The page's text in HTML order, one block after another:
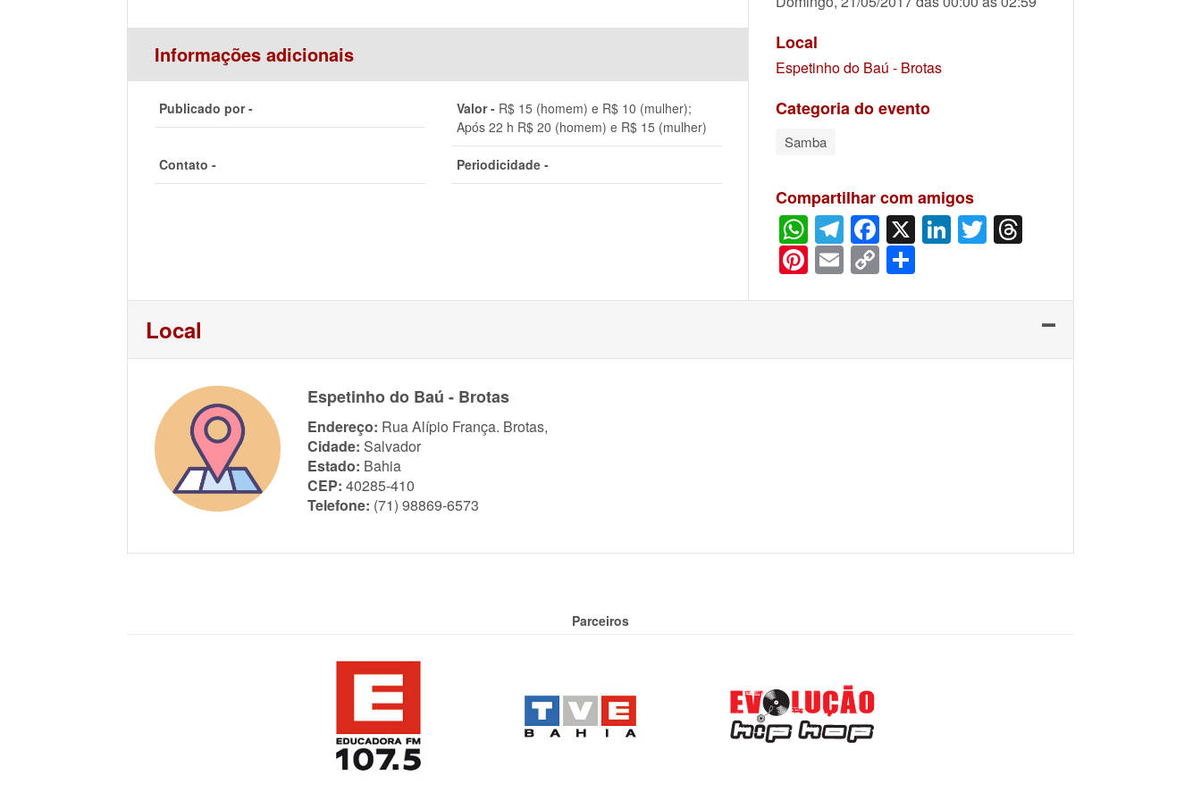
Informações adicionais
Publicado por - Valor -R$ 15 (homem) e R$ 10 (mulher);
Após 22 h R$ 20 (homem) e R$ 15 (mulher)
Contato - Periodicidade -
Local
Espetinho do Baú - Brotas
Categoria do evento
Samba
Compartilhar com amigos
WhatsApp
Telegram
Facebook
X LinkedIn
Twitter
Pinterest
Email
Copy
Link
Local
Espetinho do Baú - Brotas
Endereço: Rua Alípio França. Brotas,
Cidade: Salvador
Estado: Bahia
CEP: 40285-410
Telefone: (71) 98869-6573
Parceiros